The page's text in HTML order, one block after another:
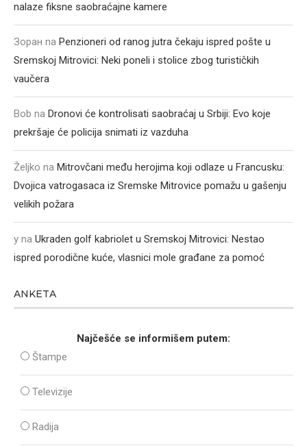
nalaze fiksne saobraćajne kamere
Зоран na Penzioneri od ranog jutra čekaju ispred pošte u
Sremskoj Mitrovici: Neki poneli i stolice zbog turističkih
vaučera
Bob na Dronovi će kontrolisati saobraćaj u Srbiji: Evo koje
prekršaje će policija snimati iz vazduha
Željko na Mitrovčani među herojima koji odlaze u Francusku:
Dvojica vatrogasaca iz Sremske Mitrovice pomažu u gašenju
velikih požara
y na Ukraden golf kabriolet u Sremskoj Mitrovici: Nestao
ispred porodične kuće, vlasnici mole građane za pomoć
ANKETA
Najčešće se informišem putem:
Štampe
Televizije
Radija